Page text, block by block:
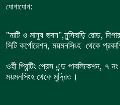
যোগাযোগ:
"মাটি ও মানুষ ভবন",মুন্সিবাড়ি রোড,
সিটি কর্পোরেশন, ময়মনসিংহ থেকে
ওহী প্রিন্টিং প্রেস এন্ড পাবলিকেশন, ৭
ময়মনসিংহ থেকে মুদ্রিত।